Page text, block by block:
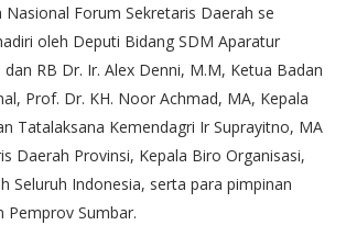
Nasional Forum Sekretaris Daerah se
oleh Deputi Bidang SDM Aparatur
RB Dr. Ir. Alex Denni, M.M, Ketua Badan
Prof. Dr. KH. Noor Achmad, MA, Kepala
Tatalaksana Kemendagri Ir Suprayitno, MA
Daerah Provinsi, Kepala Biro Organisasi,
Seluruh Indonesia, serta para pimpinan
Pemprov Sumbar.